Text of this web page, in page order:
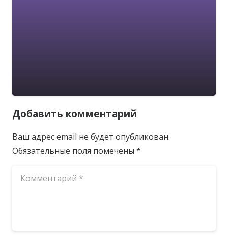
Добавить комментарий
Ваш адрес email не будет опубликован.
Обязательные поля помечены *